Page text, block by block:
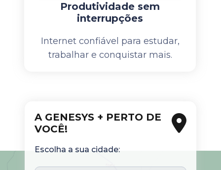
Produtividade sem
interrupções
Internet confiável para estudar,
trabalhar e conquistar mais.
A GENESYS + PERTO DE
VOCÊ!
Escolha a sua cidade: